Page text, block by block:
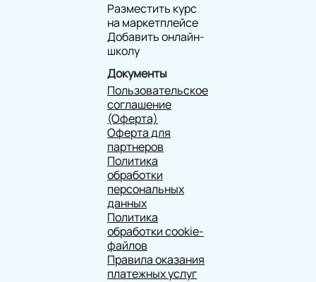
Разместить курс
на маркетплейсе
Добавить онлайн-
школу
Документы
Пользовательское
соглашение
(Оферта)
Оферта для
партнеров
Политика
обработки
персональных
данных
Политика
обработки cookie-
файлов
Правила оказания
платежных услуг